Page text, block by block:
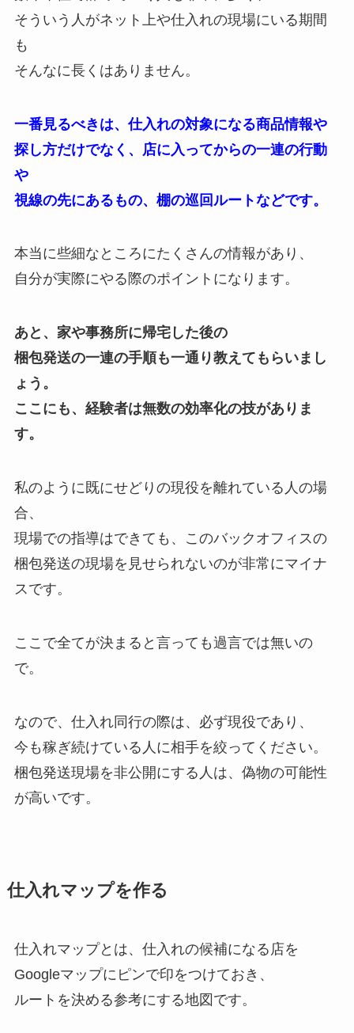
そういう人がネット上や仕入れの現場にいる期間
も
そんなに長くはありません。
一番見るべきは、仕入れの対象になる商品情報や
探し方だけでなく、店に入ってからの一連の行動
や
視線の先にあるもの、棚の巡回ルートなどです。
本当に些細なところにたくさんの情報があり、
自分が実際にやる際のポイントになります。
あと、家や事務所に帰宅した後の
梱包発送の一連の手順も一通り教えてもらいまし
ょう。
ここにも、経験者は無数の効率化の技がありま
す。
私のように既にせどりの現役を離れている人の場
合、
現場での指導はできても、このバックオフィスの
梱包発送の現場を見せられないのが非常にマイナ
スです。
ここで全てが決まると言っても過言では無いの
で。
なので、仕入れ同行の際は、必ず現役であり、
今も稼ぎ続けている人に相手を絞ってください。
梱包発送現場を非公開にする人は、偽物の可能性
が高いです。
仕入れマップを作る
仕入れマップとは、仕入れの候補になる店を
Googleマップにピンで印をつけておき、
ルートを決める参考にする地図です。